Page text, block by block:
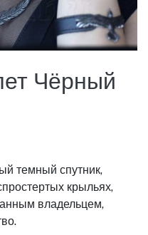
Чёрный
темный спутник,
крыльях,
владельцем,